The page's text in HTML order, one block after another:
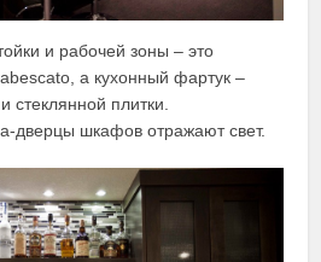
и рабочей зоны – это
а кухонный фартук –
плитки.
дверцы шкафов отражают свет.